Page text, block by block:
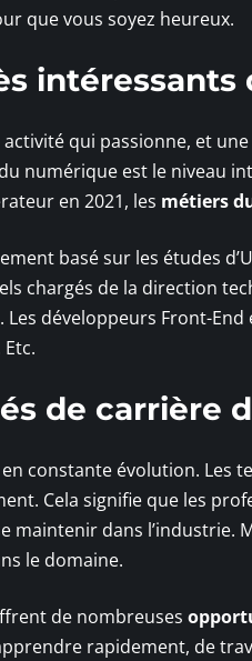
que vous soyez heureux.
activité qui passionne, et
numérique est le niveau
en 2021, les métiers
basé sur les études
chargés de la direction
Les développeurs Front-
de carrière
constante évolution. Les
Cela signifie que les
maintenir dans l’industrie.
le domaine.
de nombreuses
rapidement, de